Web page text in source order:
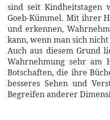
sind seit Kindheitstagen
Goeb-Kümmel. Mit ihrer
und erkennen,
kann, wenn man sich
Auch aus diesem Grund
Wahrnehmung sehr am
Botschaften, die ihre
besseres Sehen und
Begreifen anderer